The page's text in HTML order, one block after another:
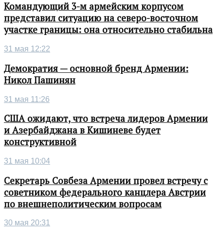
Командующий 3-м армейским корпусом
представил ситуацию на северо-восточном
участке границы: она относительно стабильна
31 мая 12:22
Демократия — основной бренд Армении:
Никол Пашинян
31 мая 11:26
США ожидают, что встреча лидеров Армении
и Азербайджана в Кишиневе будет
конструктивной
31 мая 10:04
Секретарь Совбеза Армении провел встречу с
советником федерального канцлера Австрии
по внешнеполитическим вопросам
30 мая 20:31